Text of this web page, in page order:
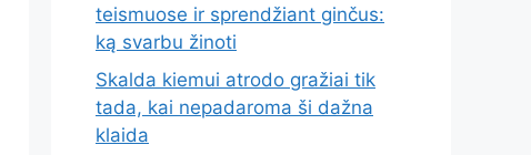
teismuose ir sprendžiant ginčus:
ką svarbu žinoti
Skalda kiemui atrodo gražiai tik
tada, kai nepadaroma ši dažna
klaida